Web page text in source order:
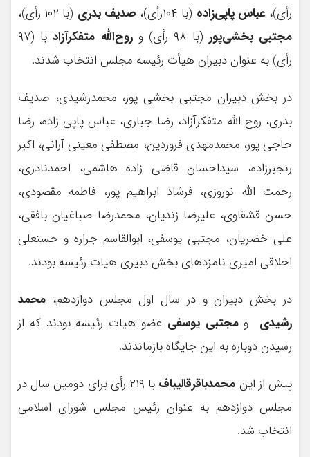
رأی)، عباس پاپی‌زاده (با ۱۰۴رأی)، صدیف بدری (با ۱۰۲ رأی)،
مجتبی بخشی‌پور (با ۹۸ رأی) و روح‌الله متفکرآزاد
با (۹۷
رأی) به عنوان دبیران هیأت رئیسه مجلس انتخاب شدند.
در بخش دبیران مجتبی بخشی پور، محمدرشیدی، صدیف
بدری، روح الله متفکرآزاد، رضا جباری، عباس پاپی زاده، رضا
حاجی پور، محمدمهدی فروردین، مصطفی معینی آرانی، اکبر
رنجبرزاده، سیداحسان قاضی زاده هاشمی، احمدنادری،
رحمت الله نوروزی، فرشاد ابراهیم پور، فاطمه مقصودی،
حسن قشقاوی، علیرضا زندیان، محمدرضا صباغیان بافقی،
علی خضریان، مجتبی یوسفی، ابوالقاسم جراره و حسنعلی
اخلاقی امیری نامزدهای بخش دبیری هیات رئیسه بودند.
در بخش دبیران و در سال اول مجلس دوازدهم، محمد
رشیدی ومجتبی یوسفی عضو هیات رئیسه بودند که از
رسیدن دوباره به این جایگاه بازماندند.
پیش از این محمدباقرقالیباف
با ۲۱۹ رأی برای دومین سال در
مجلس دوازدهم به عنوان رئیس مجلس شورای اسلامی
انتخاب شد.